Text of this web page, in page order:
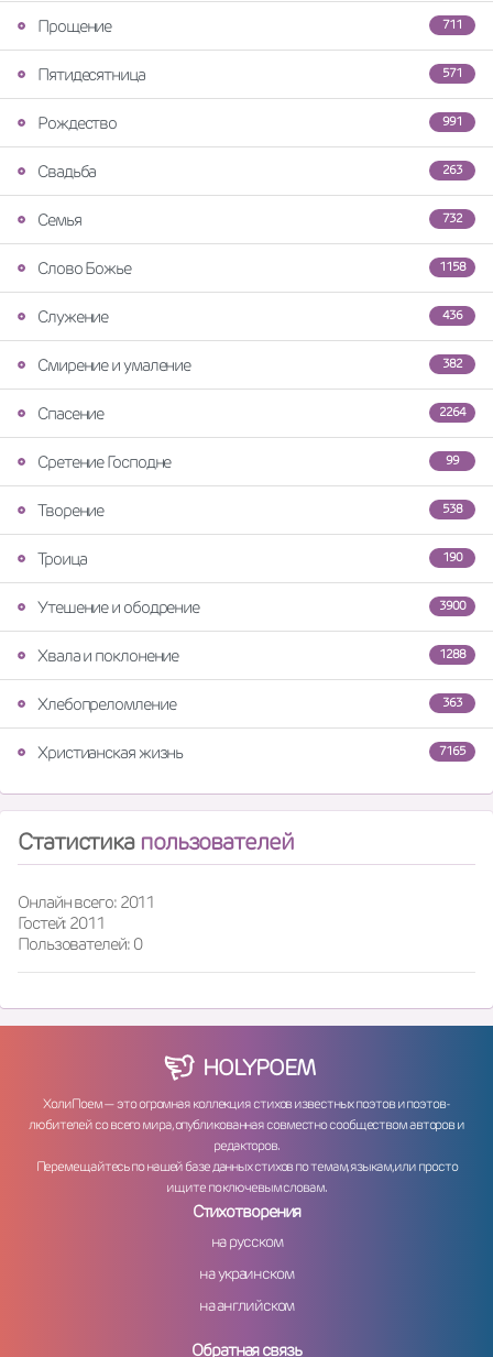
711
Прощение
571
Пятидесятница
991
Рождество
263
Свадьба
732
Семья
1158
Слово Божье
436
Служение
382
Смирение и умаление
2264
Спасение
99
Сретение Господне
538
Творение
190
Троица
3900
Утешение и ободрение
1288
Хвала и поклонение
363
Хлебопреломление
7165
Христианская жизнь
Статистика пользователей
Онлайн всего: 2011
Гостей: 2011
Пользователей: 0
HOLYPOEM
ХолиПоем — это огромная коллекция стихов известных поэтов и поэтов-
любителей со всего мира, опубликованная совместно сообществом авторов и
редакторов.
Перемещайтесь по нашей базе данных стихов по темам, языкам, или просто
ищите по ключевым словам.
Стихотворения
на русском
на украинском
на английском
Обратная связь